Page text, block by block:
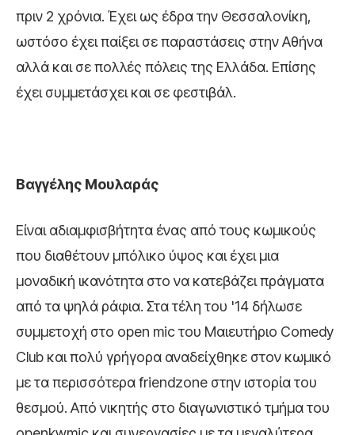
πριν 2 χρόνια. Έχει ως έδρα την Θεσσαλονίκη,
ωστόσο έχει παίξει σε παραστάσεις στην Αθήνα
αλλά και σε πολλές πόλεις της Ελλάδα. Επίσης
έχει συμμετάσχει και σε φεστιβάλ.
Βαγγέλης Μουλαράς
Είναι αδιαμφισβήτητα ένας από τους κωμικούς
που διαθέτουν μπόλικο ύψος και έχει μια
μοναδική ικανότητα στο να κατεβάζει πράγματα
από τα ψηλά ράφια. Στα τέλη του '14 δήλωσε
συμμετοχή στο open mic του Μαιευτήριο Comedy
Club και πολύ γρήγορα αναδείχθηκε στον κωμικό
με τα περισσότερα friendzone στην ιστορία του
θεσμού. Από νικητής στο διαγωνιστικό τμήμα του